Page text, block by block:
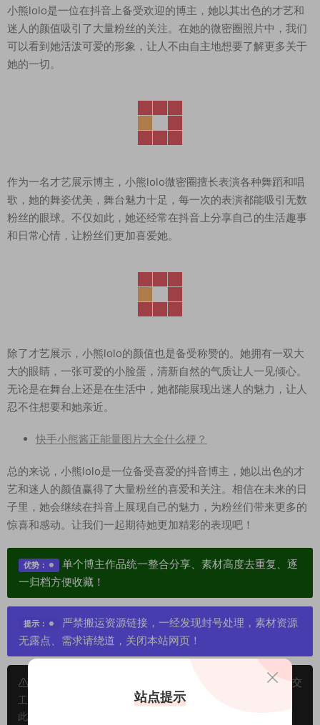
小熊lolo是一位在抖音上备受欢迎的博主，她以其出色的才艺和
迷人的颜值吸引了大量粉丝的关注。在她的微密圈照片中，我们
可以看到她活泼可爱的形象，让人不由自主地想要了解更多关于
她的一切。
作为一名才艺展示博主，小熊lolo微密圈擅长表演各种舞蹈和唱
歌，她的舞姿优美，舞台魅力十足，每一次的表演都能吸引无数
粉丝的眼球。不仅如此，她还经常在抖音上分享自己的生活趣事
和日常心情，让粉丝们更加喜爱她。
除了才艺展示，小熊lolo的颜值也是备受称赞的。她拥有一双大
大的眼睛，一张可爱的小脸蛋，清新自然的气质让人一见倾心。
无论是在舞台上还是在生活中，她都能展现出迷人的魅力，让人
忍不住想要和她亲近。
快手小熊酱正能量图片大全什么梗？
总的来说，小熊lolo是一位备受喜爱的抖音博主，她以出色的才
艺和迷人的颜值赢得了大量粉丝的喜爱和关注。相信在未来的日
子里，她会继续在抖音上展现自己的魅力，为粉丝们带来更多的
惊喜和感动。让我们一起期待她更加精彩的表现吧！
优势：
单个博主作品统一整合分享、素材高度去重复、逐
一归档方便收藏！
提示：
严禁搬运资源链接，一经发现封号处理，素材资源
无露点、需求请绕道，关闭本站网页！
申明：本文资源均来源网友分享，若侵犯了您的权限可以提交
工单处理。
此外本文章皆属于原创文章，转载请注明出处！原文链接：
站点提示